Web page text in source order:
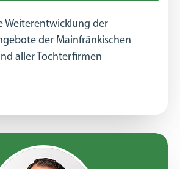
Weiterentwicklung der
der Mainfränkischen
aller Tochterfirmen